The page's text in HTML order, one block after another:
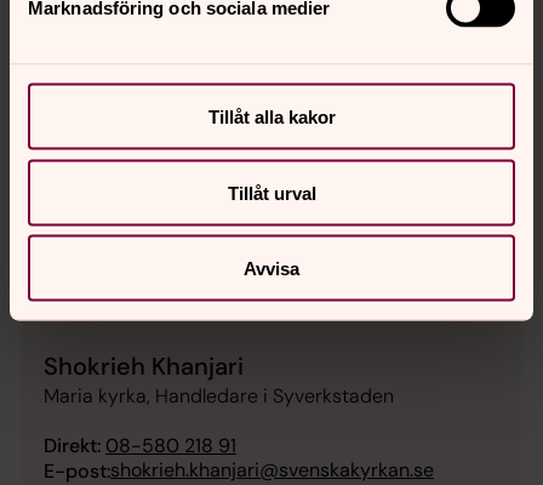
Marknadsföring och sociala medier
Tillåt alla kakor
Tillåt urval
Avvisa
Jessica Kempka
Projektledare , Maria kyrka
08-580 219 28
jessica.kempka@svenskakyrkan.se
Shokrieh Khanjari
Maria kyrka, Handledare i Syverkstaden
Direkt: 08-580 218 91
E-post:shokrieh.khanjari@svenskakyrkan.se